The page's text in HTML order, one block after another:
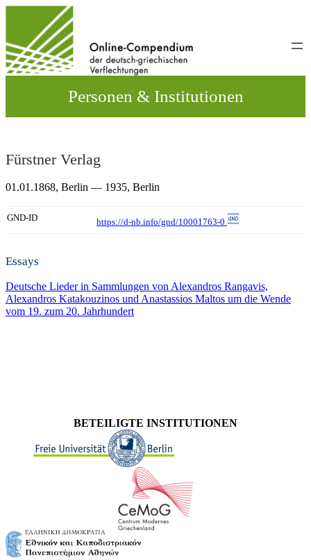
wechseln
Personen & Institutionen
Fürstner Verlag
01.01.1868, Berlin — 1935, Berlin
GND-ID https://d-nb.info/gnd/10001763-0
Essays
Deutsche Lieder in Sammlungen von Alexandros Rangavis,
Alexandros Katakouzinos und Anastassios Maltos um die Wende
vom 19. zum 20. Jahrhundert
BETEILIGTE INSTITUTIONEN